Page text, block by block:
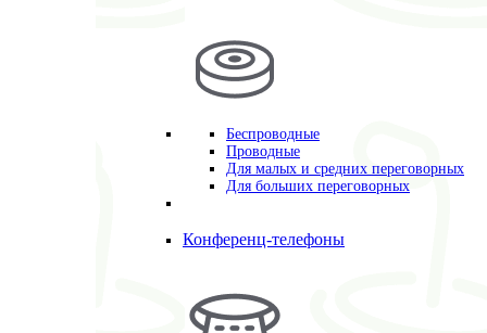
Беспроводные
Проводные
Для малых и средних переговорных
Для больших переговорных
Конференц-телефоны